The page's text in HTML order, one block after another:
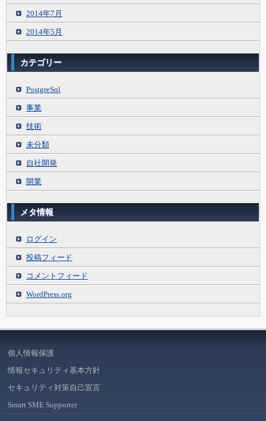
2014年7月
2014年5月
カテゴリー
PostgreSql
事業
技術
未分類
自社開発
開業
メタ情報
ログイン
投稿フィード
コメントフィード
WordPress.org
個人情報保護
情報セキュリティ基本方針
セキュリティ対策自己宣言
Smart SME Supporter